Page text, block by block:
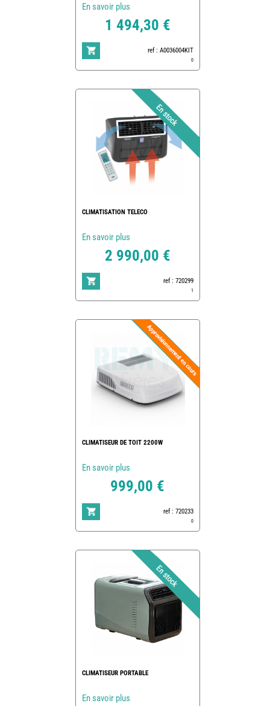
En savoir plus
1 494,30 €
ref : A0036004KIT
0
CLIMATISATION TELECO
En savoir plus
2 990,00 €
ref : 720299
1
CLIMATISEUR DE TOIT 2200W
En savoir plus
999,00 €
ref : 720233
0
CLIMATISEUR PORTABLE
En savoir plus